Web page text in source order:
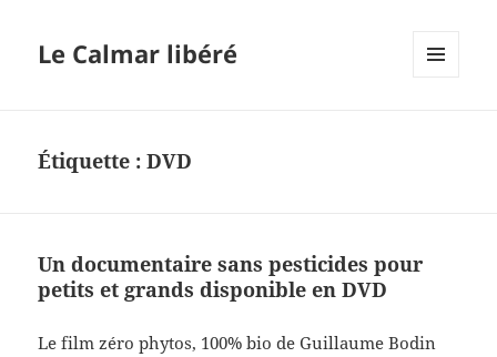
Le Calmar libéré
Étiquette :DVD
Un documentaire sans pesticides pour
petits et grands disponible en DVD
Le film zéro phytos, 100% bio de Guillaume Bodin